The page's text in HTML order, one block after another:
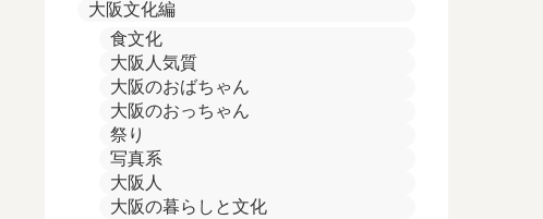
大阪文化編
食文化
大阪人気質
大阪のおばちゃん
大阪のおっちゃん
祭り
写真系
大阪人
大阪の暮らしと文化